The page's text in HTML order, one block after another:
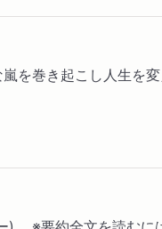
を巻き起こし人生を変